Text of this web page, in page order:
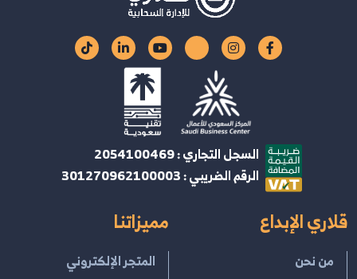
السجل التجاري : 2054100469
الرقم الضريبي : 301270962100003
قلاري الإبداع
من نحن
مميزاتنا
المتجر الإلكتروني